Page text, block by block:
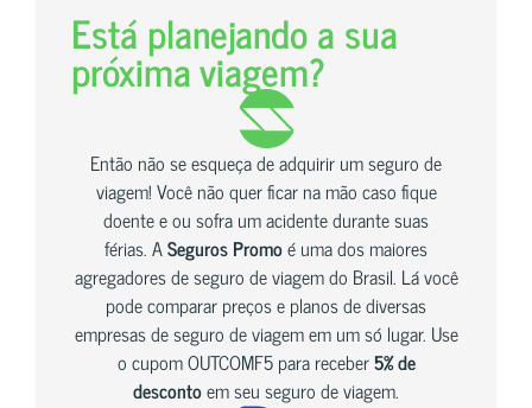
Está planejando a sua
próxima viagem?
Então não se esqueça de adquirir um seguro de
viagem! Você não quer ficar na mão caso fique
doente e ou sofra um acidente durante suas
férias. ASeguros Promoé uma dos maiores
agregadores de seguro de viagem do Brasil. Lá você
pode comparar preços e planos de diversas
empresas de seguro de viagem em um só lugar. Use
o cupom OUTCOMF5 para receber5% de
descontoem seu seguro de viagem.